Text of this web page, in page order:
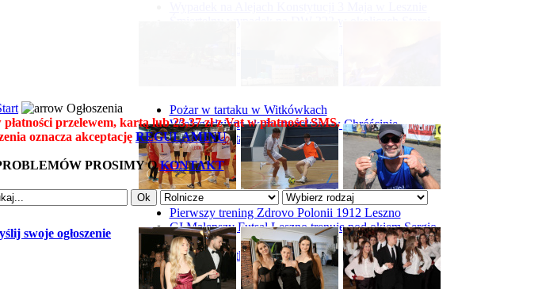
Pożar w tartaku w Witkówkach
Wielogodzinna akcja strażaków w Chróścinie
Pożar hali tartaku w Racocie
Pierwszy trening Zdrovo Polonii 1912 Leszno
GI Malepszy Futsal Leszno trenuje pod okiem Sergio
Nevesa
Poniecka 10-tka
Ogłoszenia
przelewem, kartą lub 23,37 zł z Vat w płatności SMS.
oznacza akceptację REGULAMINU
PROSIMY OKONTAKT
swoje ogłoszenie